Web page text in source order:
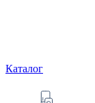
Каталог